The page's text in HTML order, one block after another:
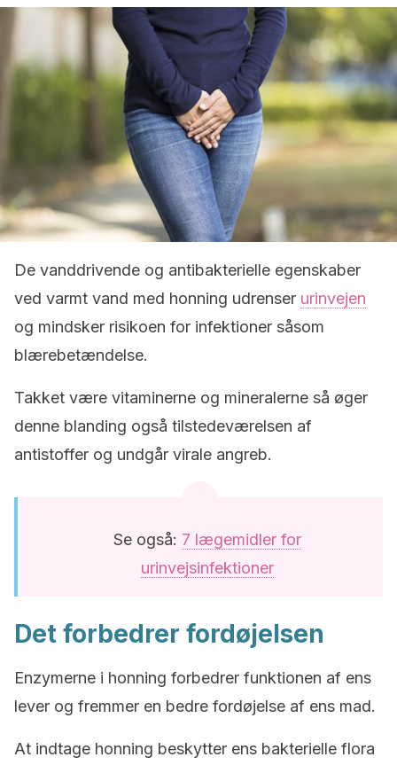
De vanddrivende og antibakterielle egenskaber
ved varmt vand med honning udrenser urinvejen
og mindsker risikoen for infektioner såsom
blærebetændelse.
Takket være vitaminerne og mineralerne så øger
denne blanding også tilstedeværelsen af
antistoffer og undgår virale angreb.
Se også: 7 lægemidler for
urinvejsinfektioner
Det forbedrer fordøjelsen
Enzymerne i honning forbedrer funktionen af ens
lever og fremmer en bedre fordøjelse af ens mad.
At indtage honning beskytter ens bakterielle flora